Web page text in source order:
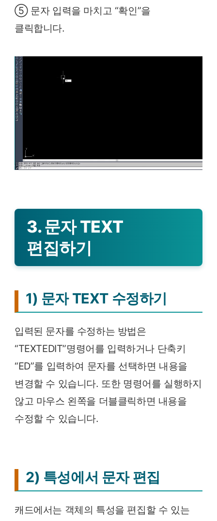
⑤ 문자 입력을 마치고 “확인”을
클릭합니다.
3. 문자 TEXT
편집하기
1) 문자 TEXT 수정하기
입력된 문자를 수정하는 방법은
“TEXTEDIT”명령어를 입력하거나 단축키
“ED”를 입력하여 문자를 선택하면 내용을
변경할 수 있습니다. 또한 명령어를 실행하지
않고 마우스 왼쪽을 더블클릭하면 내용을
수정할 수 있습니다.
2) 특성에서 문자 편집
캐드에서는 객체의 특성을 편집할 수 있는